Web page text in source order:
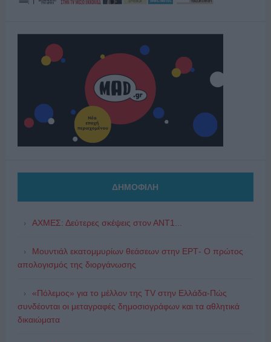
ΔΗΜΟΦΙΛΗ
ΑΧΜΕΣ: Δεύτερες σκέψεις στον ΑΝΤ1...
Μουντιάλ εκατομμυρίων θεάσεων στην ΕΡΤ- Ο πρώτος
απολογισμός της διοργάνωσης
«Πόλεμος» για το μέλλον της TV στην Ελλάδα-Πώς
συνδέονται οι μεταγραφές δημοσιογράφων και τα αθλητικά
δικαιώματα